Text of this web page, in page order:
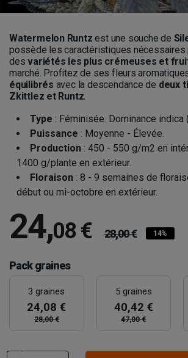
Watermelon Runtz est une souche de
possède les caractéristiques nécessaires
desvariétés les plus crémeuses et
marché. Profitez de ses fleurs
équilibrés avec la descendance de deux
Zkittlez et Runtz.
Type : Féminisée. Dominance indica
Puissance : Moyenne - Élevée.
Production : 450 - 550 g/m2 en
1400 g/plante en extérieur.
Floraison : 8 - 9 semaines de
début ou mi-octobre en extérieur.
24,08 € 28,00 € 14%
Pack graines
3 graines
24,08 €
28,00 €
5 graines
40,42 €
47,00 €